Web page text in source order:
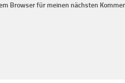
Browser für meinen nächsten